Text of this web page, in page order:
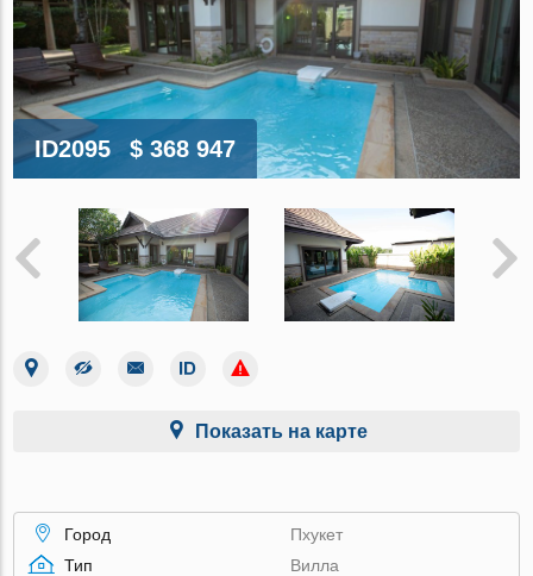
ID2095 $ 368 947
Показать на карте
Город
Пхукет
Тип
Вилла